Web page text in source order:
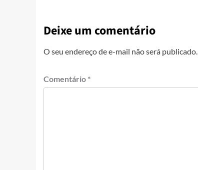
Deixe um comentário
O seu endereço de e-mail não será publicado.
Comentário *